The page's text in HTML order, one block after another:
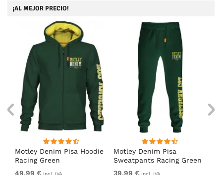
¡AL MEJOR PRECIO!
Motley Denim Pisa Hoodie
Racing Green
49,99 €
Motley Denim Pisa
Sweatpants Racing Green
39,99 €